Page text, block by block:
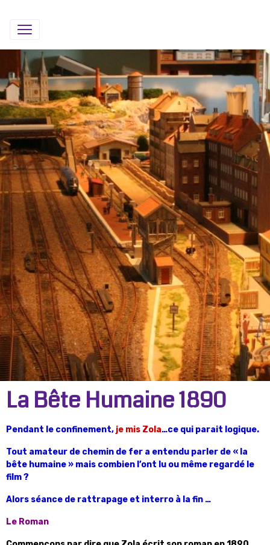
La Bête Humaine 1890
Pendant le confinement, je mis Zola…ce qui parait logique.
Tout amateur de chemin de fer a entendu parler de « la
bête humaine » mais combien l’ont lu ou même regardé le
film ?
Alors séance de rattrapage et interro à la fin …
Le Roman